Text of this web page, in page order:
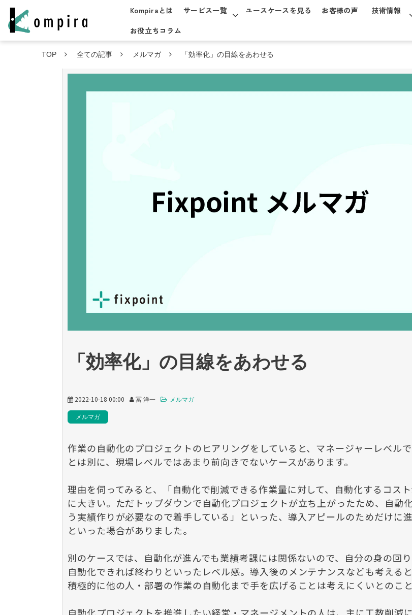
Kompiraとは サービス一覧 ユースケースを見る お客様の声 技術情報
お役立ちコラム
TOP 全ての記事 メルマガ 「効率化」の目線をあわせる
「効率化」の目線をあわせる
2022-10-18 00:00 冨 洋一 メルマガ
メルマガ
作業の自動化のプロジェクトのヒアリングをしていると、マネージャーレベル
とは別に、現場レベルではあまり前向きでないケースがあります。
理由を伺ってみると、「自動化で削減できる作業量に対して、自動化するコス
に大きい。ただトップダウンで自動化プロジェクトが立ち上がったため、自動
う実績作りが必要なので着手している」といった、導入アピールのためだけに
といった場合がありました。
別のケースでは、自動化が進んでも業績考課には関係ないので、自分の身の回
自動化できれば終わりといったレベル感。導入後のメンテナンスなども考える
積極的に他の人・部署の作業の自動化まで手を広げることは考えにくいとのこと
自動化プロジェクトを推進したい経営・マネージメントの人は、主に工数削減